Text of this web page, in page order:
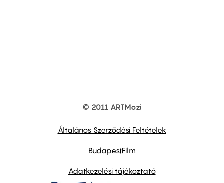
© 2011 ARTMozi
Általános Szerződési Feltételek
BudapestFilm
Adatkezelési tájékoztató